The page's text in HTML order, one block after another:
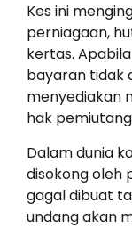
Kes ini
perniagaan,
kertas.
bayaran tidak
menyediakan
hak
Dalam dunia
disokong oleh
gagal dibuat
undang akan